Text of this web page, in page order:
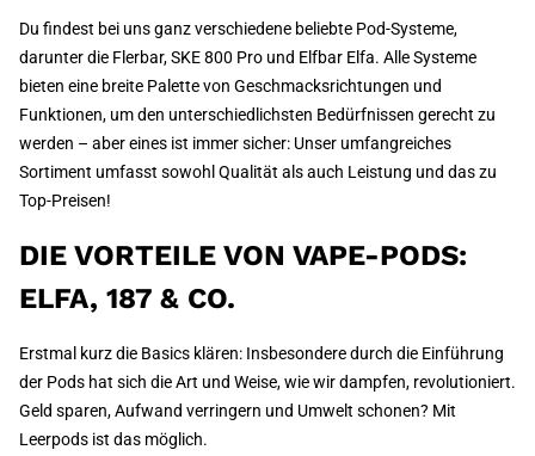
Du findest bei uns ganz verschiedene beliebte Pod-Systeme,
darunter die Flerbar, SKE 800 Pro und Elfbar Elfa. Alle Systeme
bieten eine breite Palette von Geschmacksrichtungen und
Funktionen, um den unterschiedlichsten Bedürfnissen gerecht zu
werden – aber eines ist immer sicher: Unser umfangreiches
Sortiment umfasst sowohl Qualität als auch Leistung und das zu
Top-Preisen!
DIE VORTEILE VON VAPE-PODS:
ELFA, 187 & CO.
Erstmal kurz die Basics klären: Insbesondere durch die Einführung
der Pods hat sich die Art und Weise, wie wir dampfen, revolutioniert.
Geld sparen, Aufwand verringern und Umwelt schonen? Mit
Leerpods ist das möglich.